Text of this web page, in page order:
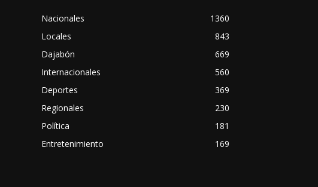
Nacionales
1360
Locales
843
Dajabón
669
Internacionales
560
Deportes
369
Regionales
230
Política
181
Entretenimiento
169